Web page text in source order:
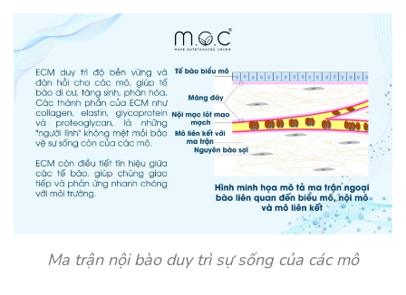
Ma trận nội bào duy trì sự sống của các mô